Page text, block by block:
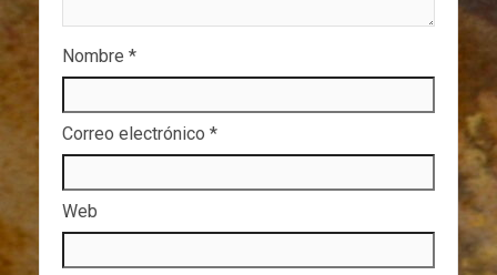
Nombre *
Correo electrónico *
Web